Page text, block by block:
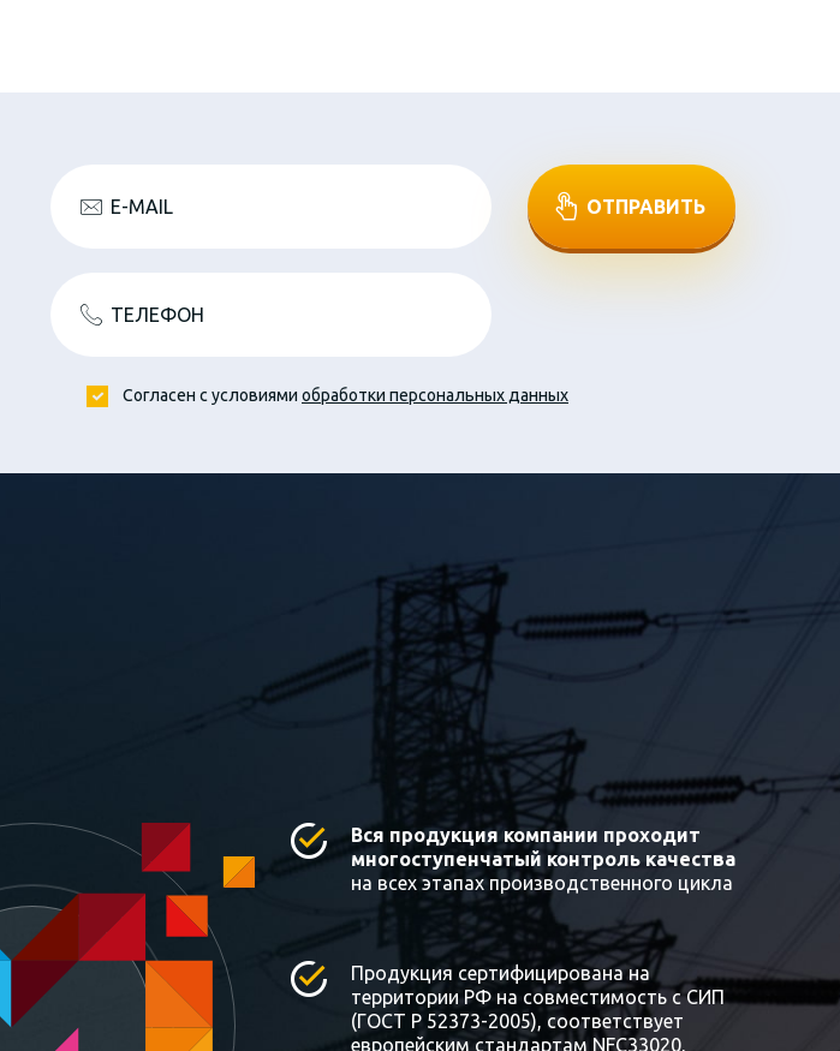
E-MAIL
ТЕЛЕФОН
ОТПРАВИТЬ
Согласен с условиями обработки персональных данных
Вся продукция компании проходит
многоступенчатый контроль качества
на всех этапах производственного цикла
Продукция сертифицирована на
территории РФ на совместимость с СИП
(ГОСТ Р 52373-2005), соответствует
европейским стандартам NFC33020,